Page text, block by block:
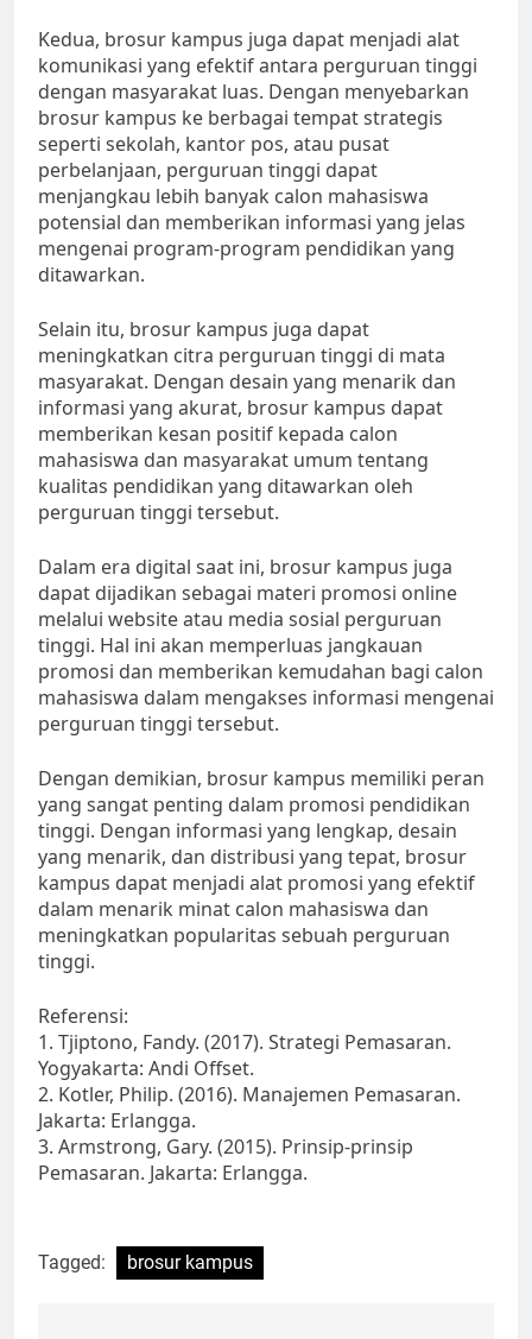
Kedua, brosur kampus juga dapat menjadi alat
komunikasi yang efektif antara perguruan tinggi
dengan masyarakat luas. Dengan menyebarkan
brosur kampus ke berbagai tempat strategis
seperti sekolah, kantor pos, atau pusat
perbelanjaan, perguruan tinggi dapat
menjangkau lebih banyak calon mahasiswa
potensial dan memberikan informasi yang jelas
mengenai program-program pendidikan yang
ditawarkan.
Selain itu, brosur kampus juga dapat
meningkatkan citra perguruan tinggi di mata
masyarakat. Dengan desain yang menarik dan
informasi yang akurat, brosur kampus dapat
memberikan kesan positif kepada calon
mahasiswa dan masyarakat umum tentang
kualitas pendidikan yang ditawarkan oleh
perguruan tinggi tersebut.
Dalam era digital saat ini, brosur kampus juga
dapat dijadikan sebagai materi promosi online
melalui website atau media sosial perguruan
tinggi. Hal ini akan memperluas jangkauan
promosi dan memberikan kemudahan bagi calon
mahasiswa dalam mengakses informasi mengenai
perguruan tinggi tersebut.
Dengan demikian, brosur kampus memiliki peran
yang sangat penting dalam promosi pendidikan
tinggi. Dengan informasi yang lengkap, desain
yang menarik, dan distribusi yang tepat, brosur
kampus dapat menjadi alat promosi yang efektif
dalam menarik minat calon mahasiswa dan
meningkatkan popularitas sebuah perguruan
tinggi.
Referensi:
1. Tjiptono, Fandy. (2017). Strategi Pemasaran.
Yogyakarta: Andi Offset.
2. Kotler, Philip. (2016). Manajemen Pemasaran.
Jakarta: Erlangga.
3. Armstrong, Gary. (2015). Prinsip-prinsip
Pemasaran. Jakarta: Erlangga.
Tagged: brosur kampus